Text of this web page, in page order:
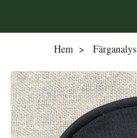
Hem Färganalys